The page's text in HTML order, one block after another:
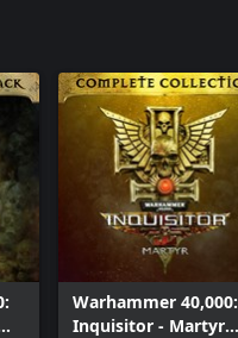
Warhammer 40,000:
Inquisitor - Martyr